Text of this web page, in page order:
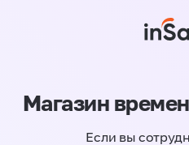
Магазин
Если вы